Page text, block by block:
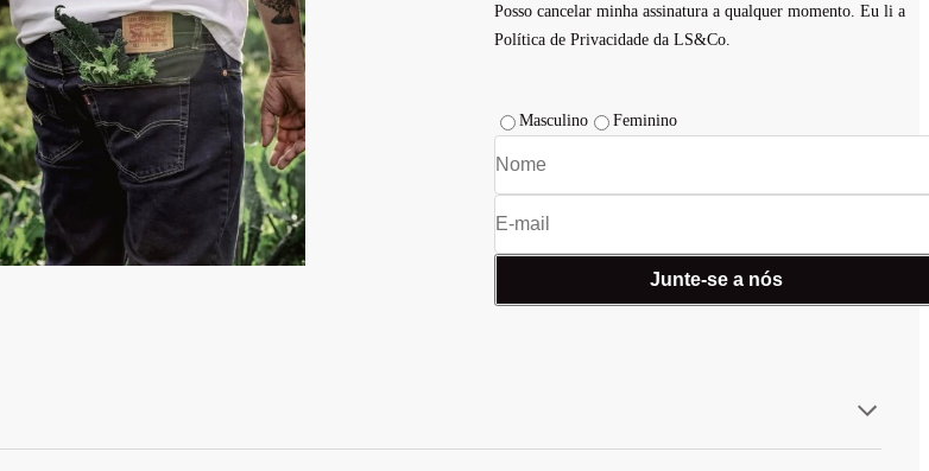
Posso cancelar minha assinatura a qualquer momento. Eu li a
Política de Privacidade da LS&Co.
Masculino Feminino
Junte-se a nós